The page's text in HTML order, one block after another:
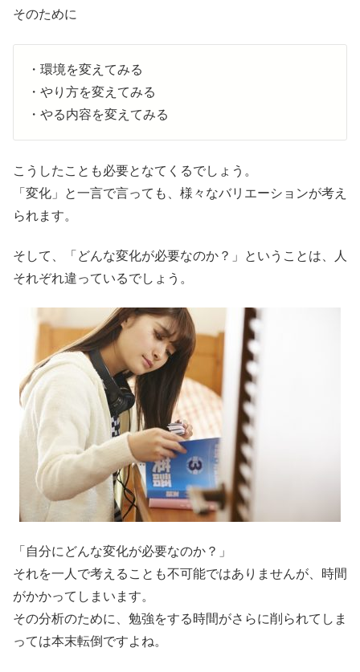
そのために
・環境を変えてみる
・やり方を変えてみる
・やる内容を変えてみる
こうしたことも必要となてくるでしょう。
「変化」と一言で言っても、様々なバリエーションが考え
られます。
そして、「どんな変化が必要なのか？」ということは、人
それぞれ違っているでしょう。
「自分にどんな変化が必要なのか？」
それを一人で考えることも不可能ではありませんが、時間
がかかってしまいます。
その分析のために、勉強をする時間がさらに削られてしま
っては本末転倒ですよね。